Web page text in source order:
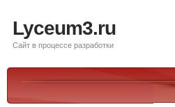
Lyceum3.ru
Сайт в процессе разработки